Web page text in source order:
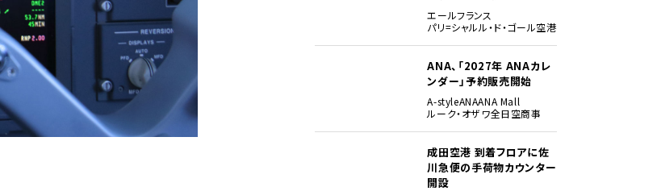
PFDの対気速度（CAS★B）は240.5ノット（445km/h）を指しているが、空気密度や圧縮性の影響を考慮し
の対気速度（TAS★D）は419ノット（776km/h）と計算されている。PFDのスピードテープの上に表示され
の「.72M」はFMSにセットされたマッハ数（★A）で、下のグリーンの「.714M」は実際のマッハ数（★C）を示し
エールフランス
パリ=シャルル・ド・ゴール空港
ANA、「2027年 ANAカレ
ンダー」予約販売開始
A-styleANAANA Mall
ルーク・オザワ全日空商事
成田空港 到着フロアに佐
川急便の手荷物カウンター
開設